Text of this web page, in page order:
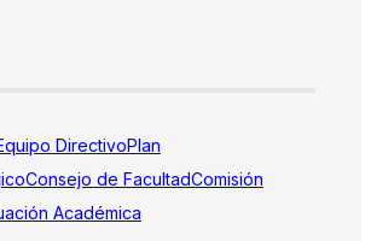
DirectivoPlan
Consejo de FacultadComisión
Académica